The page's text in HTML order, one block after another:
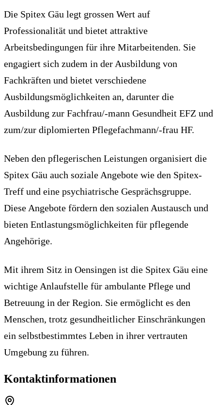
Die Spitex Gäu legt grossen Wert auf
Professionalität und bietet attraktive
Arbeitsbedingungen für ihre Mitarbeitenden. Sie
engagiert sich zudem in der Ausbildung von
Fachkräften und bietet verschiedene
Ausbildungsmöglichkeiten an, darunter die
Ausbildung zur Fachfrau/-mann Gesundheit EFZ und
zum/zur diplomierten Pflegefachmann/-frau HF.
Neben den pflegerischen Leistungen organisiert die
Spitex Gäu auch soziale Angebote wie den Spitex-
Treff und eine psychiatrische Gesprächsgruppe.
Diese Angebote fördern den sozialen Austausch und
bieten Entlastungsmöglichkeiten für pflegende
Angehörige.
Mit ihrem Sitz in Oensingen ist die Spitex Gäu eine
wichtige Anlaufstelle für ambulante Pflege und
Betreuung in der Region. Sie ermöglicht es den
Menschen, trotz gesundheitlicher Einschränkungen
ein selbstbestimmtes Leben in ihrer vertrauten
Umgebung zu führen.
Kontaktinformationen